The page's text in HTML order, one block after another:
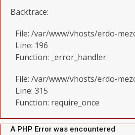
Backtrace:
File: /var/www/vhosts/erdo-
Line: 196
Function: _error_handler
File: /var/www/vhosts/erdo-
Line: 315
Function: require_once
A PHP Error was encountered